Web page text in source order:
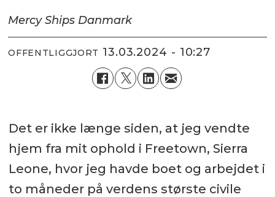
Mercy Ships Danmark
OFFENTLIGGJORT 13.03.2024 - 10:27
Det er ikke længe siden, at jeg vendte
hjem fra mit ophold i Freetown, Sierra
Leone, hvor jeg havde boet og arbejdet i
to måneder på verdens største civile